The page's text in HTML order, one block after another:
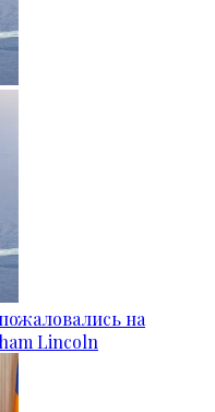
на
Lincoln